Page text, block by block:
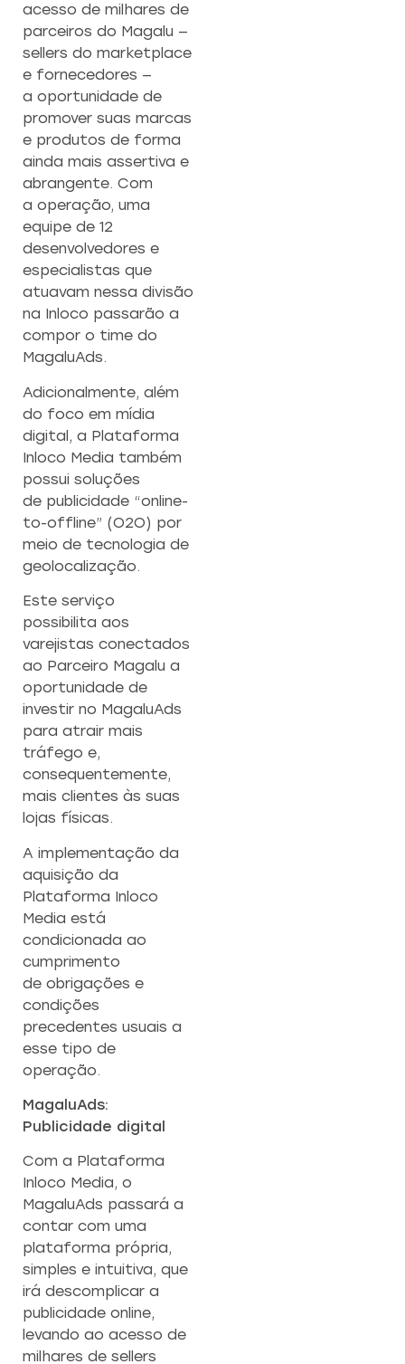
acesso de milhares de
parceiros do Magalu —
sellers do marketplace
e fornecedores —
a oportunidade de
promover suas marcas
e produtos de forma
ainda mais assertiva e
abrangente. Com
a operação, uma
equipe de 12
desenvolvedores e
especialistas que
atuavam nessa divisão
na Inloco passarão a
compor o time do
MagaluAds.
Adicionalmente, além
do foco em mídia
digital, a Plataforma
Inloco Media também
possui soluções
de publicidade “online-
to-offline” (O2O) por
meio de tecnologia de
geolocalização.
Este serviço
possibilita aos
varejistas conectados
ao Parceiro Magalu a
oportunidade de
investir no MagaluAds
para atrair mais
tráfego e,
consequentemente,
mais clientes às suas
lojas físicas.
A implementação da
aquisição da
Plataforma Inloco
Media está
condicionada ao
cumprimento
de obrigações e
condições
precedentes usuais a
esse tipo de
operação.
MagaluAds:
Publicidade digital
Com a Plataforma
Inloco Media, o
MagaluAds passará a
contar com uma
plataforma própria,
simples e intuitiva, que
irá descomplicar a
publicidade online,
levando ao acesso de
milhares de sellers